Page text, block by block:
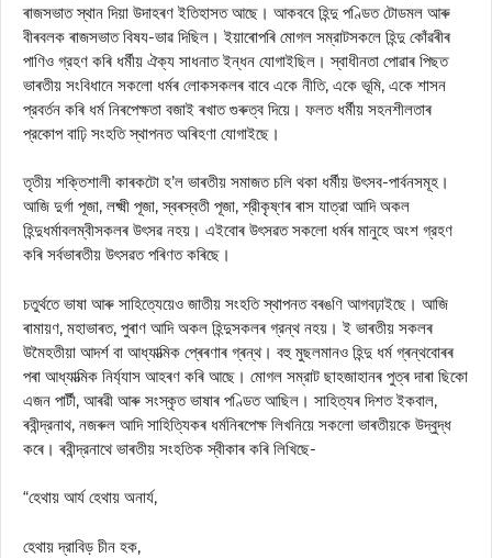
ৰাজসভাত স্থান দিয়া উদাহৰণ ইতিহাসত আছে। আকববে হিন্দু পণ্ডিত টোডমল আৰু
বীৰবলক ৰাজসভাত বিষয-ভাৱ দিছিল। ইয়াৰোপৰি মোগল সম্রাটসকলে হিন্দু কোঁৱৰীৰ
পাণিও গ্রহণ কৰি ধৰ্মীয় ঐক্য সাধনাত ইন্ধন যোগাইছিল। স্বাধীনতা পোৱাৰ পিছত
ভাৰতীয় সংবিধানে সকলো ধৰ্মৰ লোকসকলৰ বাবে একে নীতি, একে ভূমি, একে শাসন
প্রবর্তন কৰি ধৰ্ম নিৰপেক্ষতা বজাই ৰখাত গুৰুত্ব দিয়ে। ফলত ধর্মীয় সহনশীলতাৰ
প্রকোপ বাঢ়ি সংহতি স্থাপনত অৰিহণা যোগাইছে।
তৃতীয় শক্তিশালী কাৰকটো হ’ল ভাৰতীয় সমাজত চলি থকা ধর্মীয় উৎসব-পার্বনসমূহ।
আজি দুর্গা পূজা, লক্ষ্মী পূজা, স্বৰস্বতী পূজা, শ্রীকৃষ্ণৰ ৰাস যাত্রা আদি অকল
হিন্দুধর্মাবলম্বীসকলৰ উৎসৱ নহয়। এইবোৰ উৎসৱত সকলো ধৰ্মৰ মানুহে অংশ গ্রহণ
কৰি সৰ্বভাৰতীয় উৎসৱত পৰিণত কৰিছে।
চতুর্থতে ভাষা আৰু সাহিত্যেয়েও জাতীয় সংহতি স্থাপনত বৰঙণি আগবঢ়াইছে। আজি
ৰামায়ণ, মহাভাৰত, পুৰাণ আদি অকল হিন্দুসকলৰ গ্রন্থ নহয়। ই ভাৰতীয় সকলৰ
উমৈহতীয়া আদর্শ বা আধ্যাত্মিক প্ৰেৰণাৰ গ্ৰন্থ। বহু মুছলমানও হিন্দু ধর্ম গ্ৰন্থবোৰৰ
পৰা আধ্যাত্মিক নিৰ্য্যাস আহৰণ কৰি আছে। মোগল সম্রাট ছাহজাহানৰ পুত্ৰ দাৰা ছিকো
এজন পার্টী, আৰৱী আৰু সংস্কৃত ভাষাৰ পণ্ডিত আছিল। সাহিত্যৰ দিশত ইকবাল,
ৰবীন্দ্রনাথ, নজৰুল আদি সাহিত্যিকৰ ধৰ্মনিৰপেক্ষ লিখনিয়ে সকলো ভাৰতীয়কে উদ্বুদ্ধ
কৰে। ৰবীন্দ্রনাথে ভাৰতীয় সংহতিক স্বীকাৰ কৰি লিখিছে-
“হেথায় আর্য হেথায় অনার্য,
হেথায় দ্রাবিড় চীন হক,